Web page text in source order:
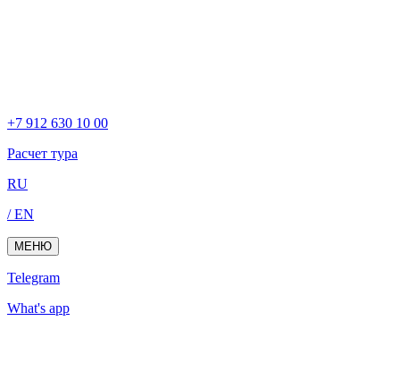
+7 912 630 10 00
Расчет тура
RU
/ EN
МЕНЮ
Telegram
What's app